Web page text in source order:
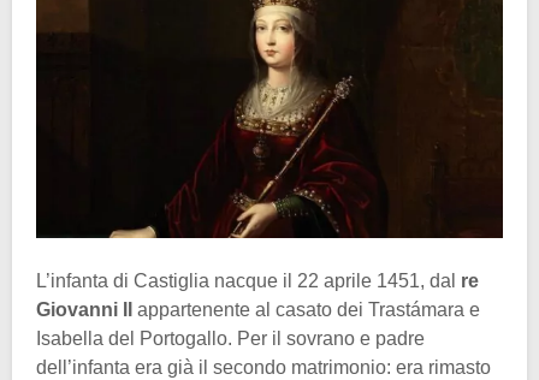
L’infanta di Castiglia nacque il 22 aprile 1451, dal re
Giovanni II
appartenente al casato dei Trastámara e
Isabella del Portogallo. Per il sovrano e padre
dell’infanta era già il secondo matrimonio: era rimasto